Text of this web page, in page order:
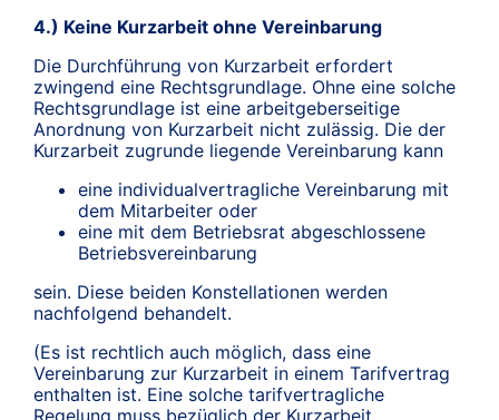
4.) Keine Kurzarbeit ohne Vereinbarung
Die Durchführung von Kurzarbeit erfordert
zwingend eine Rechtsgrundlage. Ohne eine solche
Rechtsgrundlage ist eine arbeitgeberseitige
Anordnung von Kurzarbeit nicht zulässig. Die der
Kurzarbeit zugrunde liegende Vereinbarung kann
eine individualvertragliche Vereinbarung mit
dem Mitarbeiter oder
eine mit dem Betriebsrat abgeschlossene
Betriebsvereinbarung
sein. Diese beiden Konstellationen werden
nachfolgend behandelt.
(Es ist rechtlich auch möglich, dass eine
Vereinbarung zur Kurzarbeit in einem Tarifvertrag
enthalten ist. Eine solche tarifvertragliche
Regelung muss bezüglich der Kurzarbeit